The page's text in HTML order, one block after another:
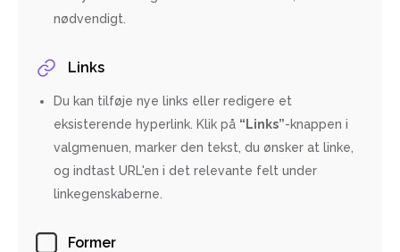
nødvendigt.
Links
Du kan tilføje nye links eller redigere et
eksisterende hyperlink. Klik på “Links”-knappen i
valgmenuen, marker den tekst, du ønsker at linke,
og indtast URL'en i det relevante felt under
linkegenskaberne.
Former